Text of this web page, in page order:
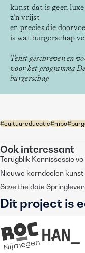
kunst dat is geen
z’n vrijst
en precies die
is wat burgerschap
Tekst geschreven en
voor het programma
burgerschap
#cultuureducatie#mbo#
Ook interessant
Terugblik Kennissessie
Nieuwe kerndoelen
Save the date
Dit project is